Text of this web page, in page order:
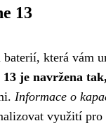
13
která vám
je navržena
Informace o
využití